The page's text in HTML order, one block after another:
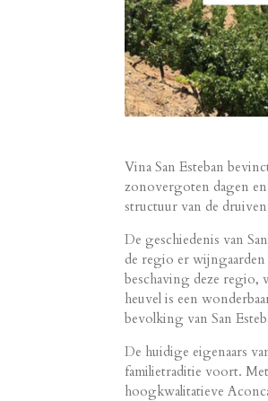
Vina San Esteban
zonovergoten dagen en
structuur van de
De geschiedenis van
de regio er wijngaarden
beschaving deze regio,
heuvel is een
bevolking van San
De huidige eigenaars
familietraditie voort. Met
hoogkwalitatieve